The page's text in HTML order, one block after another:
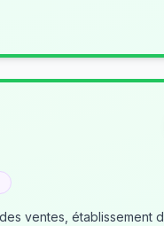
ventes, établissement